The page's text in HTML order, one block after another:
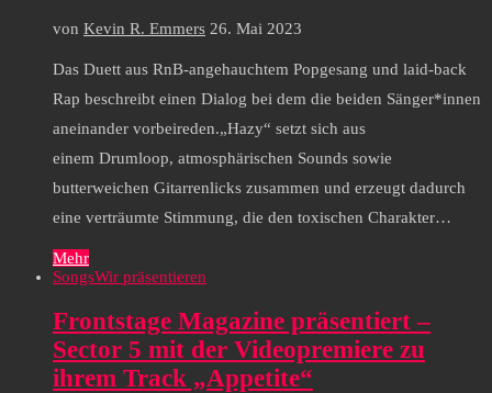
von Kevin R. Emmers 26. Mai 2023
Das Duett aus RnB-angehauchtem Popgesang und laid-back
Rap beschreibt einen Dialog bei dem die beiden Sänger*innen
aneinander vorbeireden.„Hazy“ setzt sich aus
einem Drumloop, atmosphärischen Sounds sowie
butterweichen Gitarrenlicks zusammen und erzeugt dadurch
eine verträumte Stimmung, die den toxischen Charakter…
Mehr
SongsWir präsentieren
Frontstage Magazine präsentiert –
Sector 5 mit der Videopremiere zu
ihrem Track „Appetite“